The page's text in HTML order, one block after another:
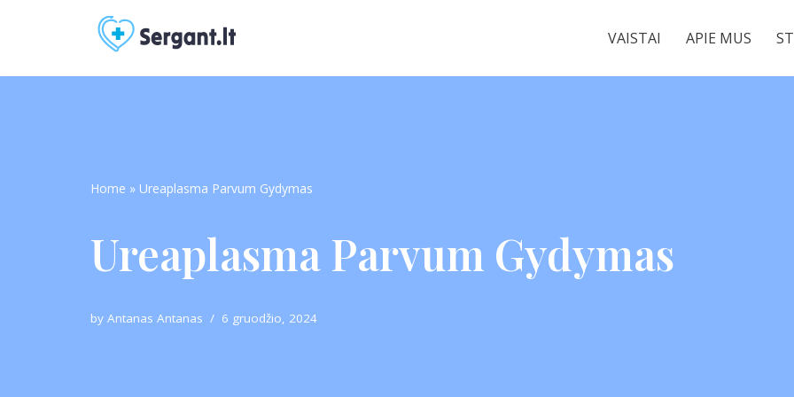
VAISTAI APIE MUS
Home » Ureaplasma Parvum Gydymas
Ureaplasma Parvum Gydymas
by Antanas Antanas 6 gruodžio, 2024